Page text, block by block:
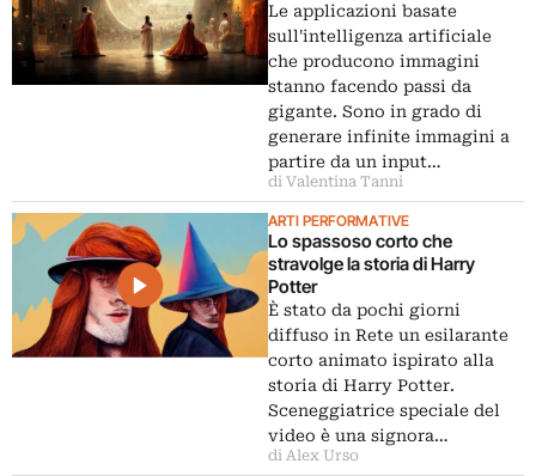
Le applicazioni basate
sull'intelligenza artificiale
che producono immagini
stanno facendo passi da
gigante. Sono in grado di
generare infinite immagini a
partire da un input…
di Valentina Tanni
ARTI PERFORMATIVE
Lo spassoso corto che
stravolge la storia di Harry
Potter
È stato da pochi giorni
diffuso in Rete un esilarante
corto animato ispirato alla
storia di Harry Potter.
Sceneggiatrice speciale del
video è una signora…
di Alex Urso